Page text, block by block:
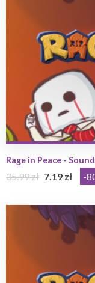
Rage in Peace -
35.99 zł 7.19 zł -